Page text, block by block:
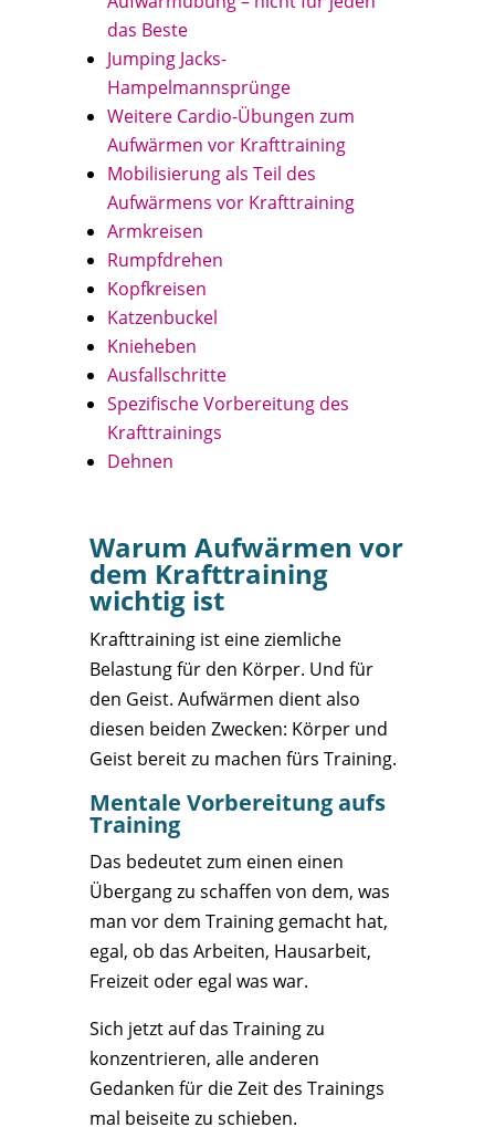
das Beste
Jumping Jacks-
Hampelmannsprünge
Weitere Cardio-Übungen zum
Aufwärmen vor Krafttraining
Mobilisierung als Teil des
Aufwärmens vor Krafttraining
Armkreisen
Rumpfdrehen
Kopfkreisen
Katzenbuckel
Knieheben
Ausfallschritte
Spezifische Vorbereitung des
Krafttrainings
Dehnen
Warum Aufwärmen vor
dem Krafttraining
wichtig ist
Krafttraining ist eine ziemliche
Belastung für den Körper. Und für
den Geist. Aufwärmen dient also
diesen beiden Zwecken: Körper und
Geist bereit zu machen fürs Training.
Mentale Vorbereitung aufs
Training
Das bedeutet zum einen einen
Übergang zu schaffen von dem, was
man vor dem Training gemacht hat,
egal, ob das Arbeiten, Hausarbeit,
Freizeit oder egal was war.
Sich jetzt auf das Training zu
konzentrieren, alle anderen
Gedanken für die Zeit des Trainings
mal beiseite zu schieben.